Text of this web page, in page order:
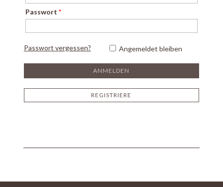
Passwort *
Passwort vergessen? Angemeldet bleiben
REGISTRIERE